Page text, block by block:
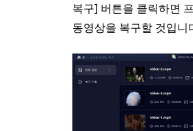
복구] 버튼을 클릭하면
동영상을 복구할 것입니